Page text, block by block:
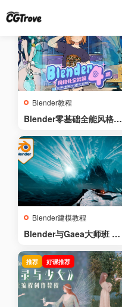
Blender教程
Blender零基础全能风格化
Blender建模教程
Blender与Gaea大师班 –
and Gaea Masterclass –
Procedural Ice World
推荐 好课推荐